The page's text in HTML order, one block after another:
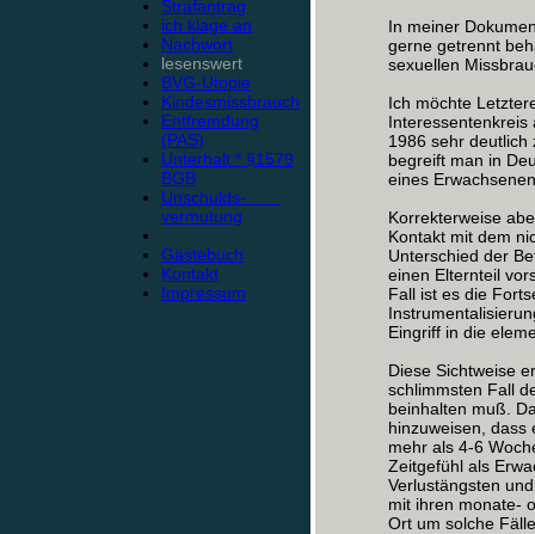
Strafantrag
ich klage an
Nachwort
lesenswert
BVG-Utopie
Kindesmissbrauch
Entfremdung
(PAS)
Unterhalt * §1579
BGB
Unschulds-
vermutung
Gästebuch
Kontakt
Impressum
In meiner
gerne getrennt
sexuellen
Ich möchte
1986 sehr deutlich
begreift man in
eines
Korrekterweise
Kontakt mit dem
Unterschied der
einen Elternteil
Fall ist es die
Eingriff in die
Diese Sichtweise
schlimmsten Fall
beinhalten muß.
hinzuweisen, dass
mehr als 4-6
Zeitgefühl als
Verlustängsten
mit ihren monate-
Ort um solche